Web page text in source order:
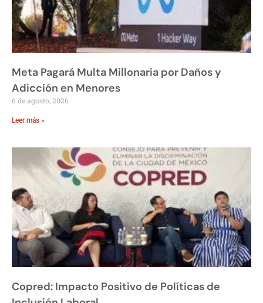
Meta Pagará Multa Millonaria por Daños y
Adicción en Menores
6 de agosto, 2026
Leer más »
Copred: Impacto Positivo de Políticas de